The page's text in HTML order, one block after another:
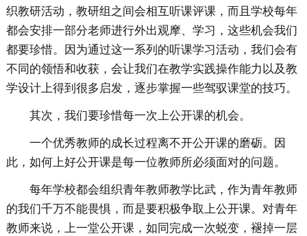
织教研活动，教研组之间会相互听课评课，而且学校每年
都会安排一部分老师进行外出观摩、学习，这些机会我们
都要珍惜。因为通过这一系列的听课学习活动，我们会有
不同的领悟和收获，会让我们在教学实践操作能力以及教
学设计上得到很多启发，逐步掌握一些驾驭课堂的技巧。
其次，我们要珍惜每一次上公开课的机会。
一个优秀教师的成长过程离不开公开课的磨砺。因
此，如何上好公开课是每一位教师所必须面对的问题。
每年学校都会组织青年教师教学比武，作为青年教师
的我们千万不能畏惧，而是要积极争取上公开课。对青年
教师来说，上一堂公开课，如同完成一次蜕变，褪掉一层